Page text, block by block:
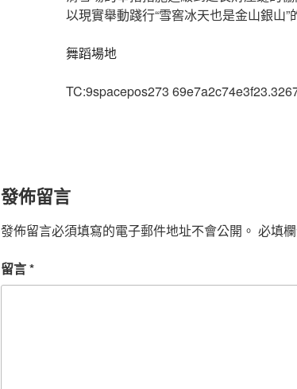
以現實舉動踐行“雪窖冰天也是金山銀山
舞蹈場地
TC:9spacepos273
發佈留言
發佈留言必須填寫的電子郵件地址不會公開。 必填
留言*